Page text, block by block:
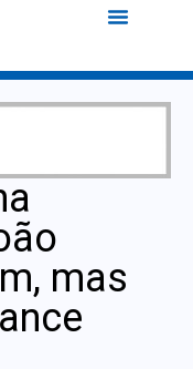
mas